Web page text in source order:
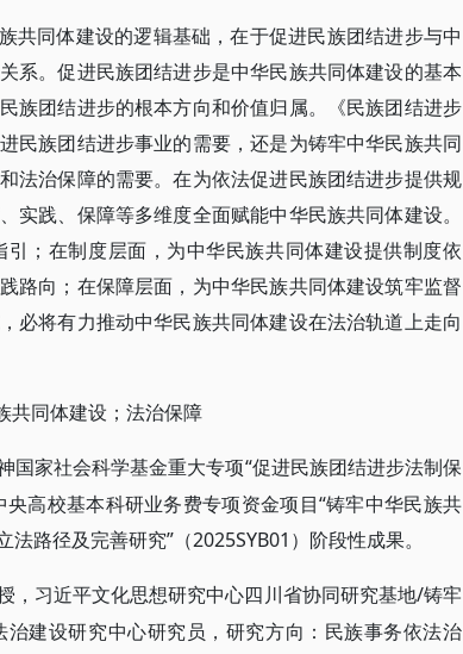
共同体建设的逻辑基础，在于促进民族团结进步与中
系。促进民族团结进步是中华民族共同体建设的基本
族团结进步的根本方向和价值归属。《民族团结进步
民族团结进步事业的需要，还是为铸牢中华民族共同
法治保障的需要。在为依法促进民族团结进步提供规
践、保障等多维度全面赋能中华民族共同体建设。
；在制度层面，为中华民族共同体建设提供制度依
路向；在保障层面，为中华民族共同体建设筑牢监督
必将有力推动中华民族共同体建设在法治轨道上走向
共同体建设；法治保障
国家社会科学基金重大专项“促进民族团结进步法制保
高校基本科研业务费专项资金项目“铸牢中华民族共
路径及完善研究”（2025SYB01）阶段性成果。
，习近平文化思想研究中心四川省协同研究基地/铸牢
建设研究中心研究员，研究方向：民族事务依法治